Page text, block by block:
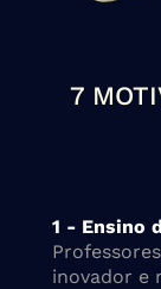
7
1 - Ensino
inovador e